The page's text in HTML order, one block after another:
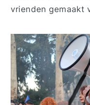
vrienden gemaakt